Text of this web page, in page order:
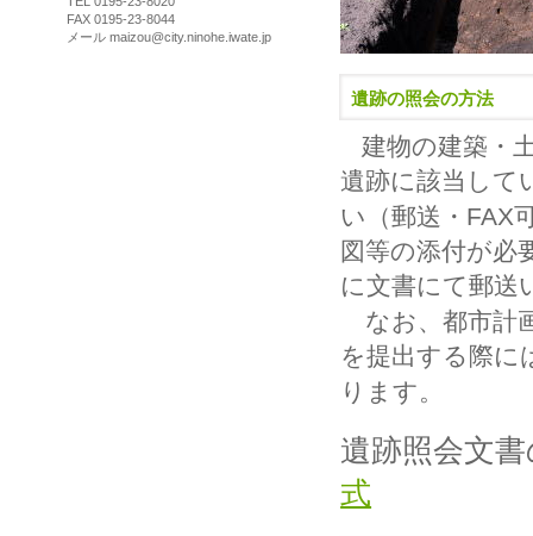
遺跡の照会の方法
建物の建築・
遺跡に該当して
い（郵送・ FAX
図等の添付が必
に文書にて郵送
なお、都市計
を提出する際に
ります。
遺跡照会文
式
FAX 0195-23-8044
メール maizou@city.ninohe.iwate.jp